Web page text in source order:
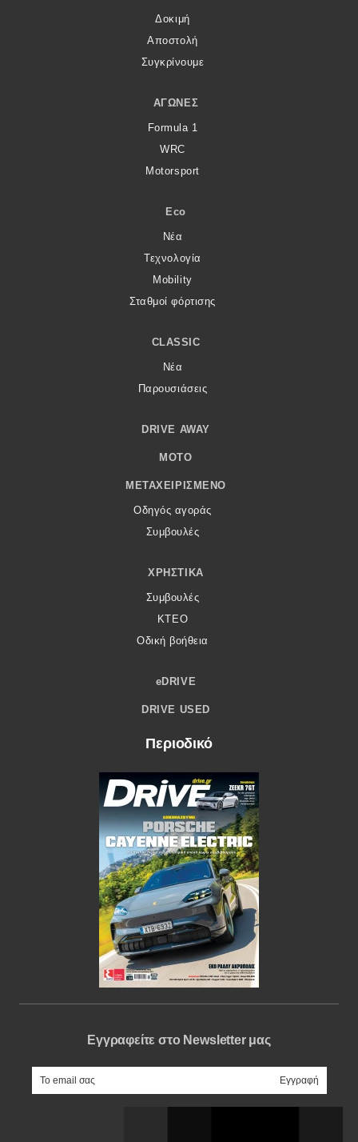
Δοκιμή
Αποστολή
Συγκρίνουμε
ΑΓΏΝΕΣ
Formula 1
WRC
Motorsport
Eco
Νέα
Τεχνολογία
Mobility
Σταθμοί φόρτισης
CLASSIC
Νέα
Παρουσιάσεις
DRIVE AWAY
MOTO
ΜΕΤΑΧΕΙΡΙΣΜΈΝΟ
Οδηγός αγοράς
Συμβουλές
ΧΡΗΣΤΙΚΆ
Συμβουλές
ΚΤΕΟ
Οδική βοήθεια
eDRIVE
DRIVE USED
Περιοδικό
Εγγραφείτε στο Newsletter μας
e-mail